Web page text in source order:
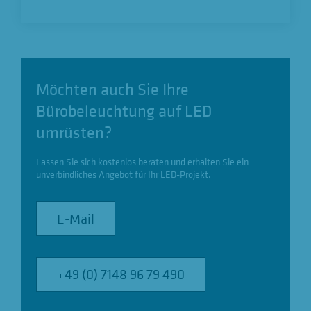
Möchten auch Sie Ihre
Bürobeleuchtung auf LED
umrüsten?
Lassen Sie sich kostenlos beraten und erhalten Sie ein
unverbindliches Angebot für Ihr LED-Projekt.
E-Mail
E-Mail
+49 (0) 7148 96 79 490
+49 (0) 7148 96 79 490